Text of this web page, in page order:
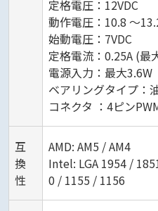
定格電圧：12VDC
動作電圧：10.8 ～
始動電圧：7VDC
定格電流：0.25A (最
電源入力：最大3.6W
ベアリングタイプ：
コネクタ ：4ピン
互
換
性
AMD: AM5 / AM4
Intel: LGA 1954 /
0 / 1155 / 1156